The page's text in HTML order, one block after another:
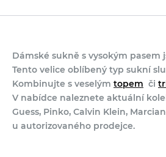
Dámské sukně s vysokým pasem
Tento velice oblíbený typ sukní
Kombinujte s veselým topem či
V nabídce naleznete aktuální
Guess, Pinko, Calvin Klein,
u autorizovaného prodejce.